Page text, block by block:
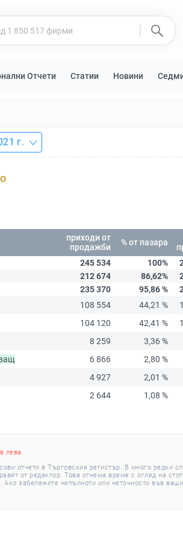
Отчети Статии Новини
г.
приходи от
продажби
% от пазара
245 534 100%
212 674 86,62%
235 370 95,86 %
108 554 44,21 %
104 120 42,41 %
8 259 3,36 %
6 866 2,80 %
4 927 2,01 %
2 644 1,08 %
лева.
отчети в Търговския регистър. В много редки
от редактор. Това отнема време с оглед на
забележите непълноти или неточности във